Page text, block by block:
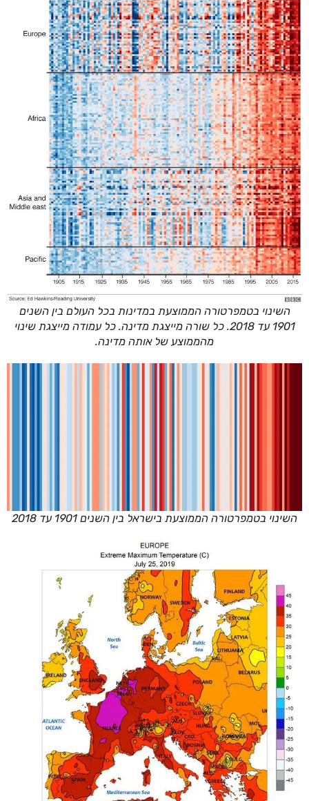
השינוי בטמפרטורה הממוצעת במדינות בכל העולם בין השנים
1901 עד 2018. כל שורה מייצגת מדינה. כל עמודה מייצגת שינוי
מהממוצע של אותה מדינה.
השינוי בטמפרטורה הממוצעת בישראל בין השנים 1901 עד 2018